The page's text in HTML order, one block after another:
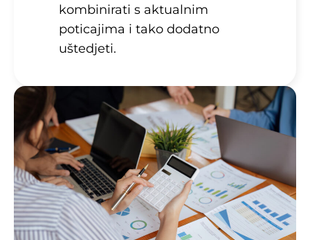
kombinirati s aktualnim
poticajima i tako dodatno
uštedjeti.